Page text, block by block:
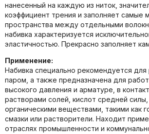
нанесенный на каждую из ниток,
коэффициент трения и заполняет самые
пространства между отдельными
набивка характеризуется
эластичностью. Прекрасно заполняет
Применение:
Набивка специально рекомендуется
паром, а также предназначена для
высокого давления и арматуре, в
растворами солей, кислот средней
органическими веществами, такими как
смазки или растворители. Находит
отраслях промышленности и